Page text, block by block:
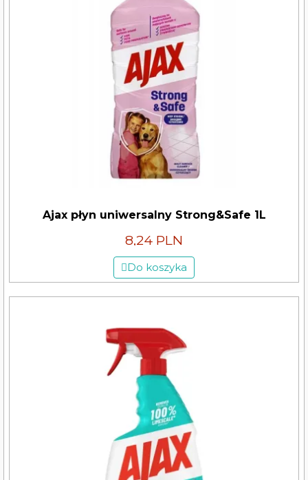
Ajax płyn uniwersalny Strong&Safe 1L
8,24 PLN
Do koszyka